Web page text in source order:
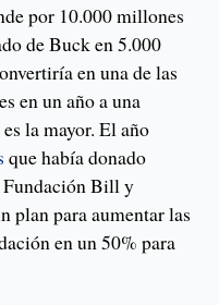
por 10.000 millones
de Buck en 5.000
en una de las
en un año a una
la mayor. El año
que había donado
Fundación Bill y
plan para aumentar las
en un 50% para